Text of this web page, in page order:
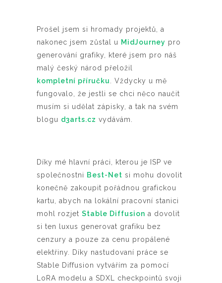
Prošel jsem si hromady projektů, a
nakonec jsem zůstal u MidJourney pro
generování grafiky, které jsem pro náš
malý český národ přeložil
kompletní příručku
. Vždycky u mě
fungovalo, že jestli se chci něco naučit
musím si udělat zápisky, a tak na svém
blogu d3arts.cz vydávám.
Díky mé hlavní práci, kterou je ISP ve
společnostni Best-Net si mohu dovolit
konečně zakoupit pořádnou grafickou
kartu, abych na lokální pracovní stanici
mohl rozjet Stable Diffusion a dovolit
si ten luxus generovat grafiku bez
cenzury a pouze za cenu propálené
elektřiny. Díky nastudovaní práce se
Stable Diffusion vytvářím za pomocí
LoRA modelu a SDXL checkpointů svoji